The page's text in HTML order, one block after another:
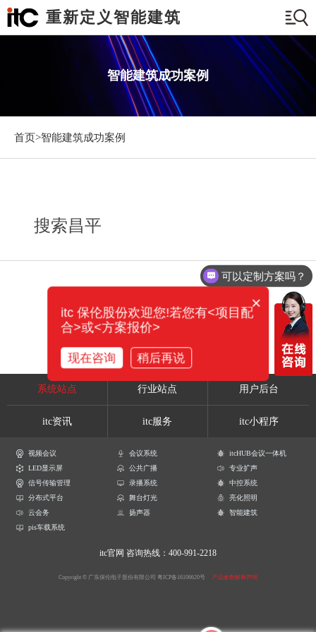
重新定义智能建筑
智能建筑成功案例
首页>智能建筑成功案例
搜索昌平
系统站点 行业站点 用户后台
itc资讯 itc服务 itc小程序
视频会议 会议系统
itcHUB会议一体机
LED显示屏
公共广播
专业扩声
信号传输管理
录播系统
中控系统
分布式平台
舞台灯光
亮化照明
云会务
扬声器
智能建筑
pis车载系统
itc官网 咨询热线：400-991-2218
Copyright © 广东保伦电子股份有限公司 粤ICP备16106620号 产品参数解释声明
可以定制方案吗？
×
itc 保伦股份欢迎您!若您有<项目配
合>或<方案报价>
现在咨询 稍后再说